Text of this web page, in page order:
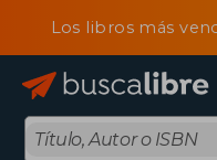
Los libros más